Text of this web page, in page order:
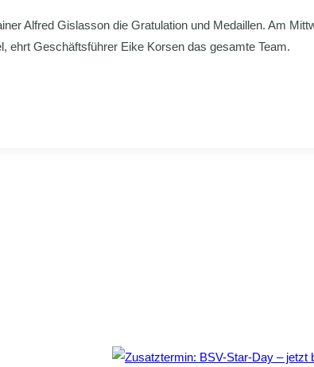
Alfred Gislasson die Gratulation und Medaillen. Am
ehrt Geschäftsführer Eike Korsen das gesamte Team.